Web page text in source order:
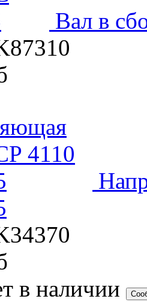
Вал в
в наличии